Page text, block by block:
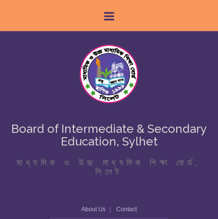
Board of Intermediate & Secondary
Education, Sylhet
মাধ্যমিক ও উচ্চ মাধ্যমিক শিক্ষা বোর্ড,
সিলেট
About Us Contact